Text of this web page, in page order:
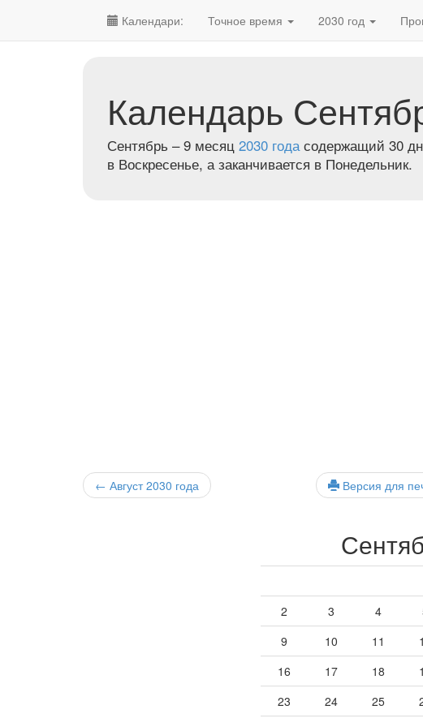
Календари: Точное время 2030 год
Календарь
Сентябрь – 9 месяц 2030 годасодержащий 30
в Воскресенье, а заканчивается в Понедельник.
← Август 2030 года Версия для
2
3 4
9
10 11
16
17 18
23
24 25